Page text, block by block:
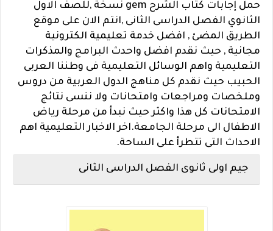
حمل إجابات كتاب الشرح gem نسخة ,للصف الاول
الثانوي الفصل الدراسى الثانى ,انتم الان على موقع
الطريق المضئ , افضل خدمة تعليمية الكترونية
مجانية , حيث نقدم افضل واحدث البرامج والمذكرات
التعليمية واهم الوسائل التعليمية فى وطننا العربى
الحبيب حيث نقدم كل مناهج الدول العربية من دروس
وملخصات ومراجعات وامتحانات ولا ننسى نتائج
الامتحانات كل هذا واكثر حيث نبدأ من مرحلة رياض
الاطفال الى مرحلة الجامعة.اخر الاخبار التعليمية اهم
الاحداث التى تتطرأ على الساحة.
جيم اولى ثانوى الفصل الدراسى الثانى